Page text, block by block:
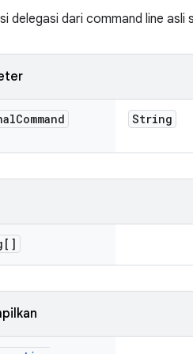
delegasi dari command line
Command String